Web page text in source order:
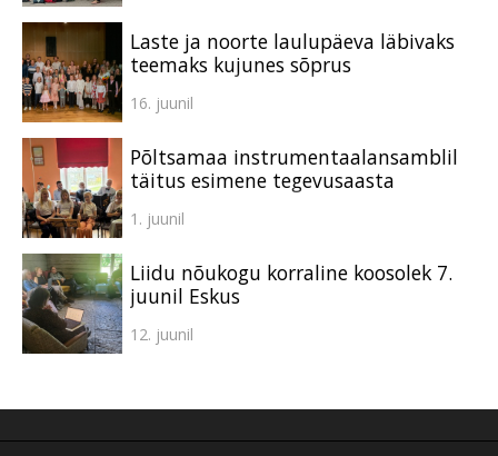
Laste ja noorte laulupäeva läbivaks
teemaks kujunes sõprus
16. juunil
Põltsamaa instrumentaalansamblil
täitus esimene tegevusaasta
1. juunil
Liidu nõukogu korraline koosolek 7.
juunil Eskus
12. juunil